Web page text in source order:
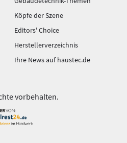
Köpfe der Szene
Editors' Choice
Herstellerverzeichnis
Ihre News auf haustec.de
vorbehalten.